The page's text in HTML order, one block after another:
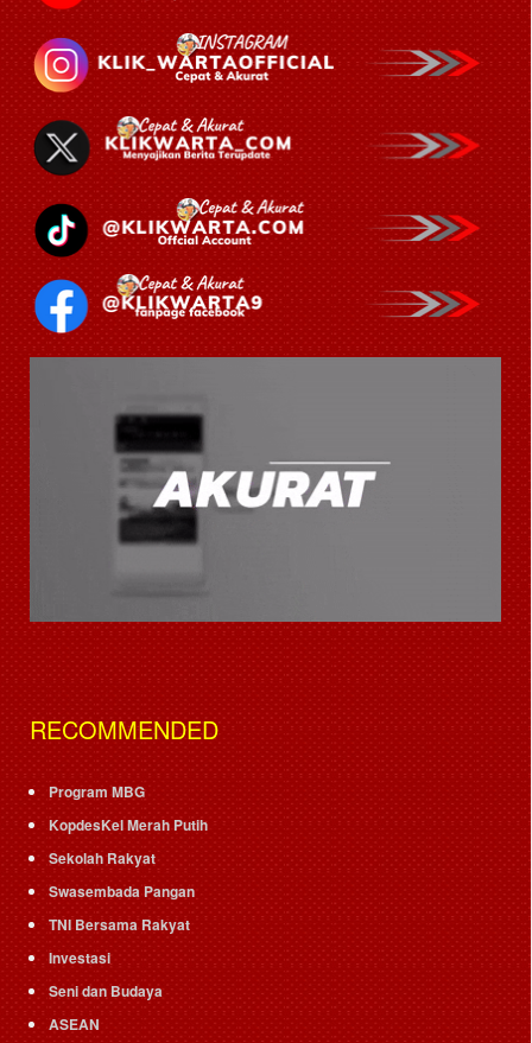
RECOMMENDED
Program MBG
KopdesKel Merah Putih
Sekolah Rakyat
Swasembada Pangan
TNI Bersama Rakyat
Investasi
Seni dan Budaya
ASEAN